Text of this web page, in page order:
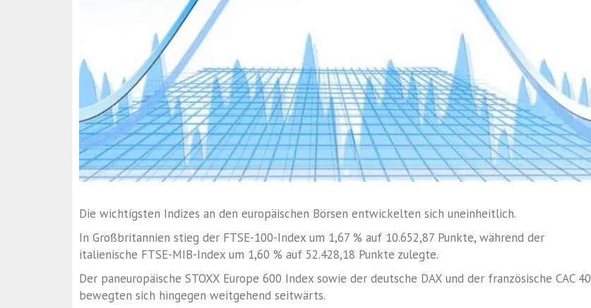
Die wichtigsten Indizes an den europäischen Börsen entwickelten sich uneinheitlich.
In Großbritannien stieg der FTSE-100-Index um 1,67 % auf 10.652,87 Punkte, während der
italienische FTSE-MIB-Index um 1,60 % auf 52.428,18 Punkte zulegte.
Der paneuropäische STOXX Europe 600 Index sowie der deutsche DAX und der französische CAC 40
bewegten sich hingegen weitgehend seitwärts.